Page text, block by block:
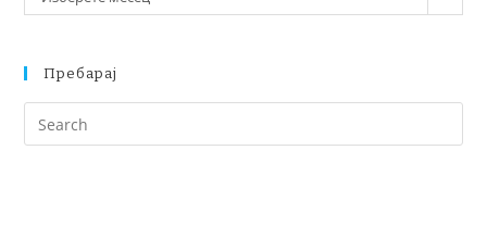
Пребарај